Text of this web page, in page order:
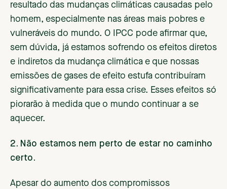
resultado das mudanças climáticas causadas pelo
homem, especialmente nas áreas mais pobres e
vulneráveis do mundo. O IPCC pode afirmar que,
sem dúvida, já estamos sofrendo os efeitos diretos
e indiretos da mudança climática e que nossas
emissões de gases de efeito estufa contribuíram
significativamente para essa crise. Esses efeitos só
piorarão à medida que o mundo continuar a se
aquecer.
2. Não estamos nem perto de estar no caminho
certo.
Apesar do aumento dos compromissos